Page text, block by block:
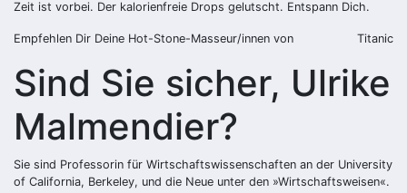
Zeit ist vorbei. Der kalorienfreie Drops gelutscht. Entspann Dich.
Empfehlen Dir Deine Hot-Stone-Masseur/innen von Titanic
Sind Sie sicher, Ulrike
Malmendier?
Sie sind Professorin für Wirtschaftswissenschaften an der University
of California, Berkeley, und die Neue unter den »Wirtschaftsweisen«.